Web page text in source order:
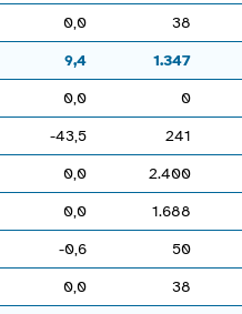
0,0 38
9,4 1.347
0,0 0
-43,5 241
0,0 2.400
0,0 1.688
-0,6 50
0,0 38